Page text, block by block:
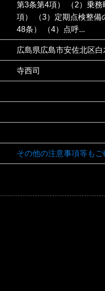
第3条第4項） （2）乗
項） （3）定期点検整
48条） （4）点呼...
広島県広島市安佐北区
寺西司
その他の注意事項等も